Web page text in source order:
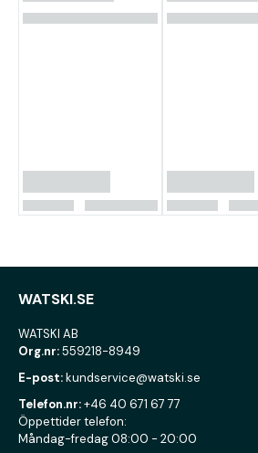
WATSKI.SE
WATSKI AB
Org.nr:559218-8949
E-post:kundservice@watski.se
Telefon.nr:+46 40 671 67 77
Öppettider telefon:
Måndag-fredag 08:00 - 20:00